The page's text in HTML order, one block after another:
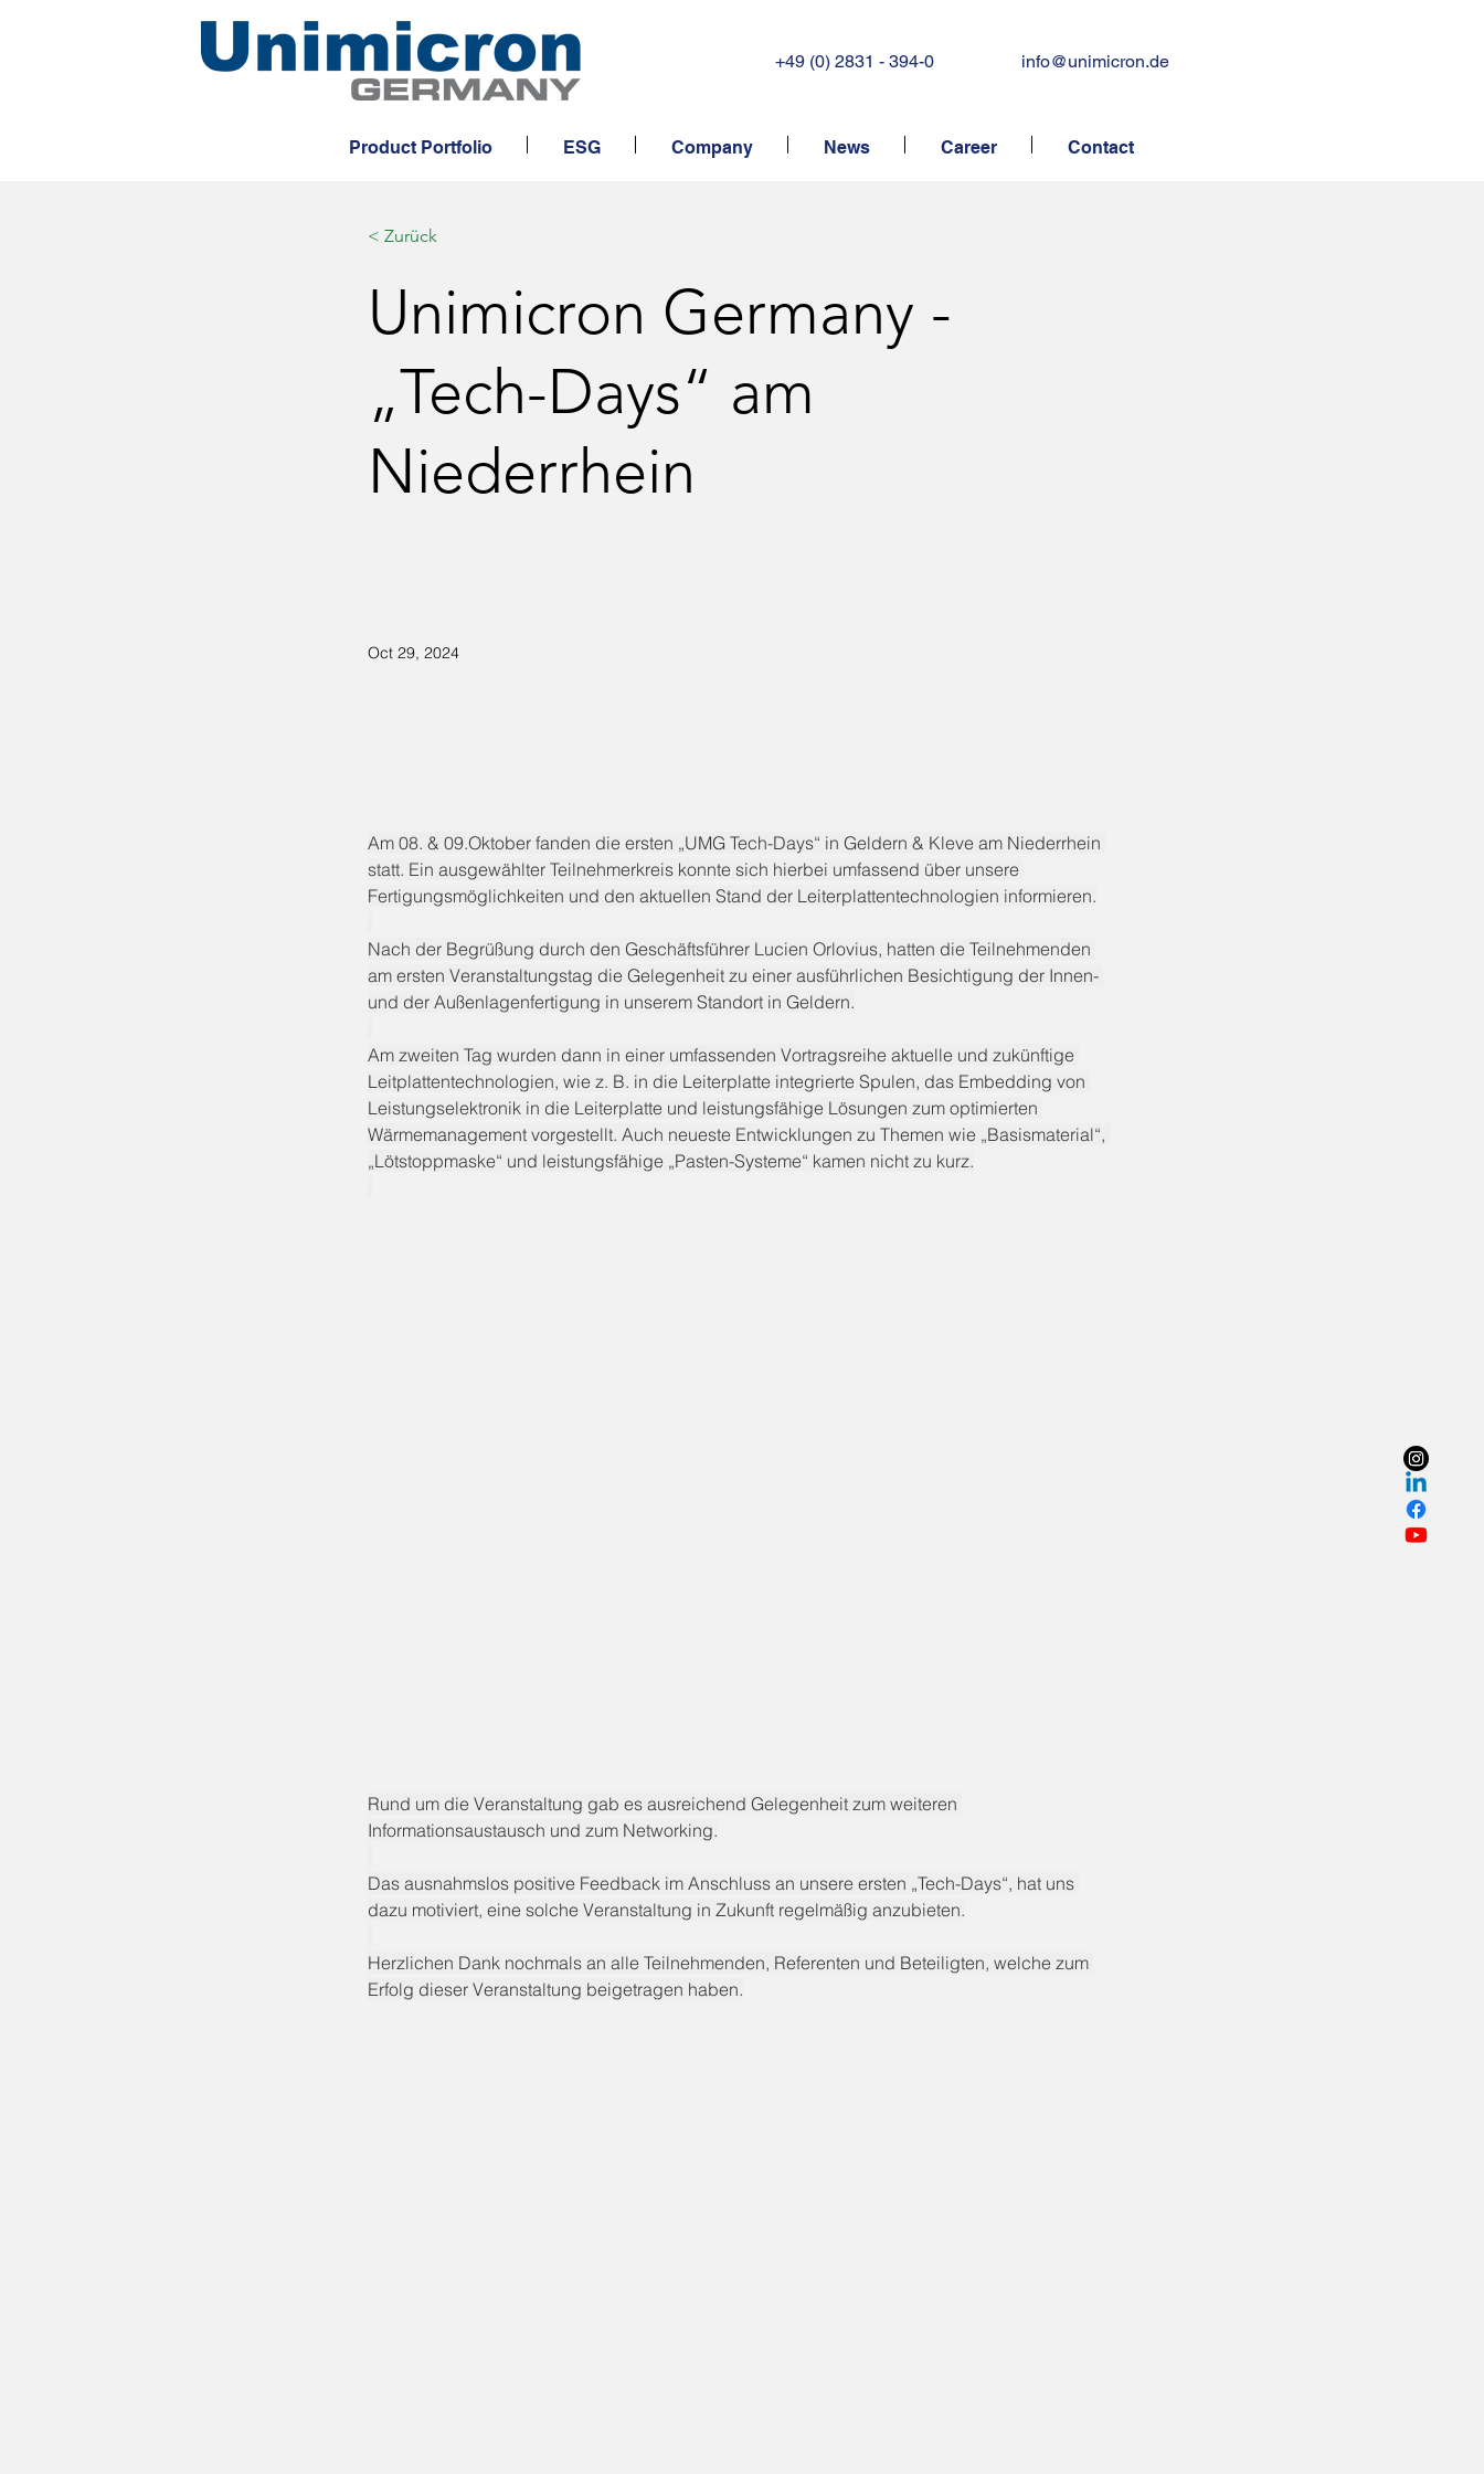
+49 (0) 2831 - 394-0 info@unimicron.de
Product Portfolio ESG Company News Career Contact
< Zurück
Unimicron Germany -
„Tech-Days“ am
Niederrhein
Oct 29, 2024
Am 08. & 09.Oktober fanden die ersten „UMG Tech-Days“ in Geldern & Kleve am Niederrhein
statt. Ein ausgewählter Teilnehmerkreis konnte sich hierbei umfassend über unsere
Fertigungsmöglichkeiten und den aktuellen Stand der Leiterplattentechnologien informieren.
Nach der Begrüßung durch den Geschäftsführer Lucien Orlovius, hatten die Teilnehmenden
am ersten Veranstaltungstag die Gelegenheit zu einer ausführlichen Besichtigung der Innen-
und der Außenlagenfertigung in unserem Standort in Geldern.
Am zweiten Tag wurden dann in einer umfassenden Vortragsreihe aktuelle und zukünftige
Leitplattentechnologien, wie z. B. in die Leiterplatte integrierte Spulen, das Embedding von
Leistungselektronik in die Leiterplatte und leistungsfähige Lösungen zum optimierten
Wärmemanagement vorgestellt. Auch neueste Entwicklungen zu Themen wie „Basismaterial“,
„Lötstoppmaske“ und leistungsfähige „Pasten-Systeme“ kamen nicht zu kurz.
Rund um die Veranstaltung gab es ausreichend Gelegenheit zum weiteren
Informationsaustausch und zum Networking.
Das ausnahmslos positive Feedback im Anschluss an unsere ersten „Tech-Days“, hat uns
dazu motiviert, eine solche Veranstaltung in Zukunft regelmäßig anzubieten.
Herzlichen Dank nochmals an alle Teilnehmenden, Referenten und Beteiligten, welche zum
Erfolg dieser Veranstaltung beigetragen haben.